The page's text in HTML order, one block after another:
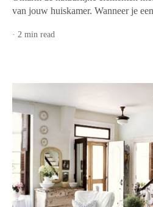
van jouw huiskamer. Wanneer je
· 2 min read